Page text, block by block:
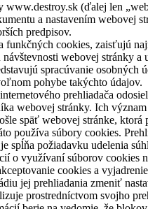
(ďalej len
a nastavením webovej
predpisov.
cookies, zaisťujú
webovej stránky a
spracúvanie
pohybe takýchto údajov.
prehliadača
webovej stránky. Ich
späť webovej stránke,
používa súbory cookies.
spĺňa požiadavku udelenia
o využívaní súborov
cookies a
jej prehliadania zmeniť
prostredníctvom svojho